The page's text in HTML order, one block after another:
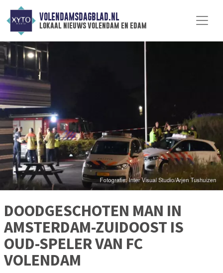
VOLENDAMSDAGBLAD.NL
lokaal nieuws volendam en edam
DOODGESCHOTEN MAN IN
AMSTERDAM-ZUIDOOST IS
OUD-SPELER VAN FC
VOLENDAM